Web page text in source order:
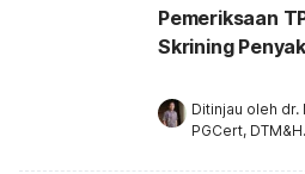
Pemeriksaan
Skrining
Ditinjau oleh dr.
PGCert, DTM&H.